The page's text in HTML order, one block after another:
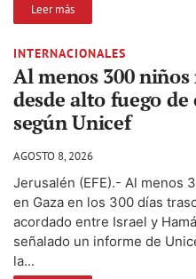
Leer más
INTERNACIONALES
Al menos 300
desde alto fuego
según Unicef
AGOSTO 8, 2026
Jerusalén (EFE).- Al menos
en Gaza en los 300 días
acordado entre Israel y
señalado un informe de
la...